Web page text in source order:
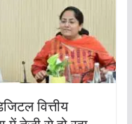
वित्तीय